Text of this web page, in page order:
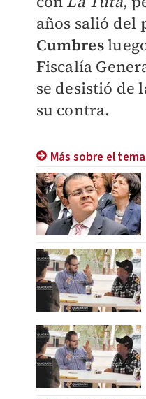
años salió del
Cumbres
Fiscalía
se desistió de
su contra.
Más sobre el